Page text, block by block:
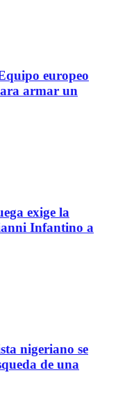
europeo
armar un
exige la
Infantino a
nigeriano se
de una